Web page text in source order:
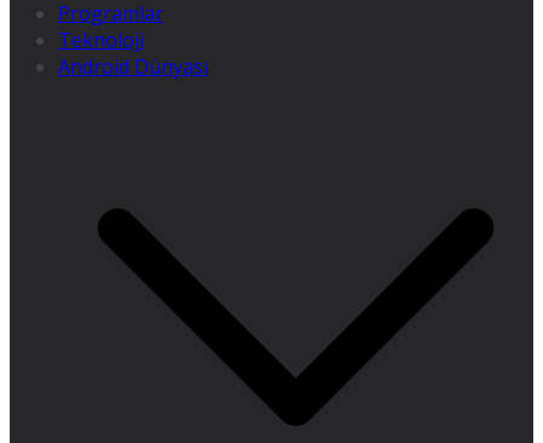
Programlar
Teknoloji
Android Dünyası